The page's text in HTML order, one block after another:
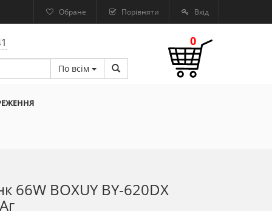
Обране Порівняти Вхід
По всім
0
66W BOXUY BY-620DX